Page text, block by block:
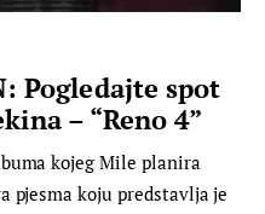
Pogledajte spot
– “Reno 4”
kojeg Mile planira
pjesma koju predstavlja je